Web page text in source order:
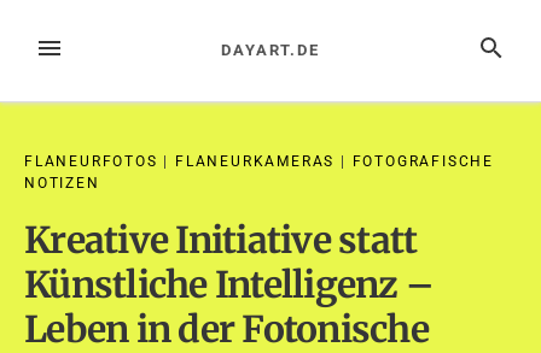
InhaltMENÜ SUCHE
DAYART.DE
FLANEURFOTOS FLANEURKAMERAS
FOTOGRAFISCHE
NOTIZEN
Kreative Initiative statt
Künstliche Intelligenz –
Leben in der Fotonische